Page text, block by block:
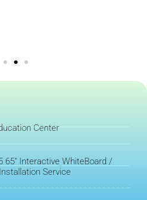
Center
65" Interactive WhiteBoard /
Service